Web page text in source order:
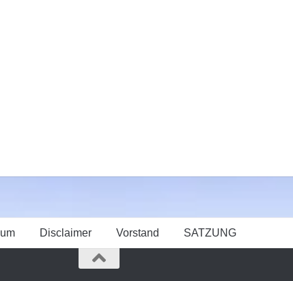
Disclaimer Vorstand SATZUNG